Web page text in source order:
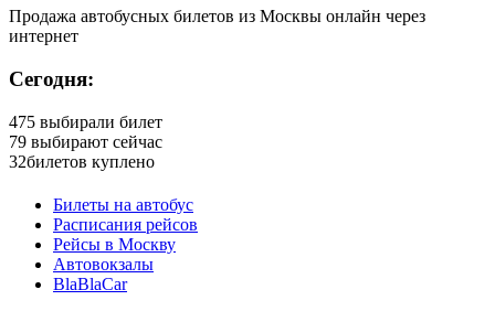
Продажа автобусных билетов из Москвы онлайн через
интернет
Сегодня:
475 выбирали билет
79 выбирают сейчас
32билетов куплено
Билеты на автобус
Расписания рейсов
Рейсы в Москву
Автовокзалы
BlaBlaCar